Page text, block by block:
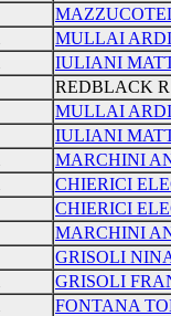
MULLAI
IULIANI
REDBLACK
MULLAI
IULIANI
MARCHINI
CHIERICI
CHIERICI
MARCHINI
GRISOLI
GRISOLI
FONTANA